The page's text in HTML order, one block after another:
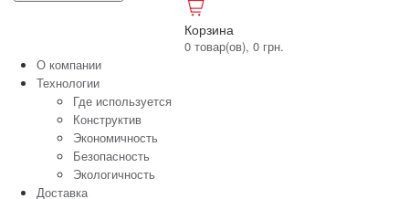
Корзина
0 товар(ов), 0 грн.
О компании
Технологии
Где используется
Конструктив
Экономичность
Безопасность
Экологичность
Доставка